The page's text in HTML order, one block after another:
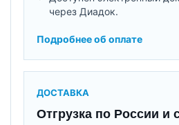
через Диадок.
Подробнее об оплате
ДОСТАВКА
Отгрузка по России и